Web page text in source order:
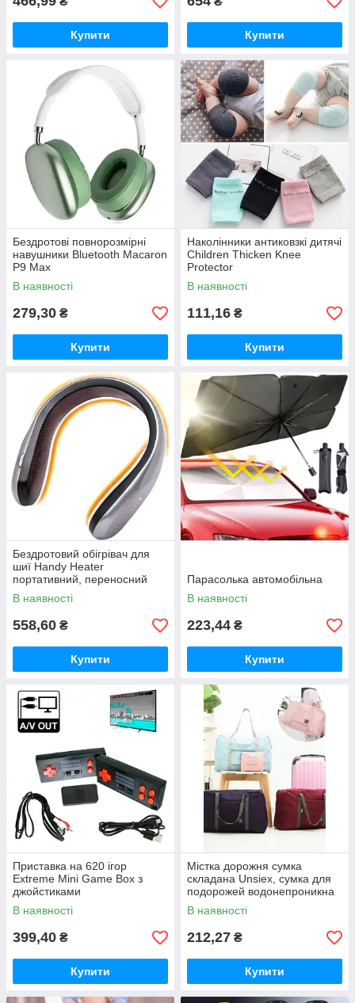
Купити Купити
Бездротові повнорозмірні
навушники Bluetooth Macaron
P9 Max
В наявності
279,30 ₴
Купити
Наколінники антиковзкі дитячі
Children Thicken Knee
Protector
В наявності
111,16 ₴
Купити
Бездротовий обігрівач для
шиї Handy Heater
портативний, переносний
обігрівач для шиї
В наявності
558,60 ₴
Купити
Парасолька автомобільна
В наявності
223,44 ₴
Купити
Приставка на 620 ігор
Extreme Mini Game Box з
джойстиками
В наявності
399,40 ₴
Купити
Містка дорожня сумка
складана Unsiex, сумка для
подорожей водонепроникна
на замку
В наявності
212,27 ₴
Купити